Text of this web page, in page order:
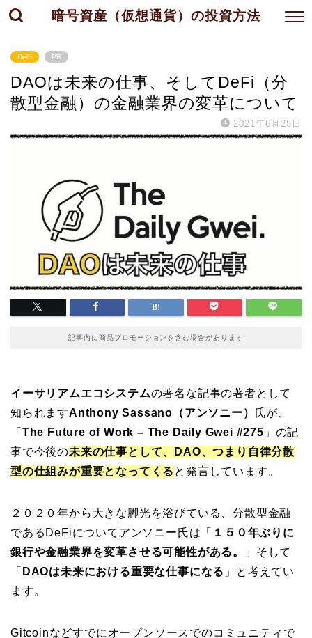
暗号資産（仮想通貨）の投資方法
DeFi PR
DAOは未来の仕事、そしてDeFi（分
散型金融）の金融業界の変革について
2021年6月25日
記事内に商品プロモーションを含む場合があります
イーサリアムエコシステムの著名な記事の著者として
知られますAnthony Sassano（アンソニー） 氏が、
「 The Future of Work – The Daily Gwei #275 」の記
事で今後の未来の仕事として、DAO、つまり自律分散
型の仕組みが重要となってくる と発言しています。
２０２０年から大きな脚光を浴びている、分散型金融
であるDeFiについてアンソニー氏は「
１５０年ぶりに
銀行や金融業界を変革させる可能性がある。
」そして
「 DAOは未来における重要な仕事になる 」と考えてい
ます。
Gitcoinなどすでにオープンソースでのコミュニティで